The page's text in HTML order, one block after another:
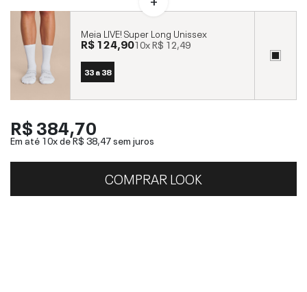
Meia LIVE! Super Long Unissex
R$ 124,9010xR$ 12,49
33 a 38
R$ 384,70
Em até 10x deR$ 38,47sem juros
COMPRAR LOOK